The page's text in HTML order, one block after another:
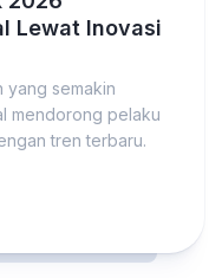
Lewat Inovasi
yang semakin
mendorong pelaku
tren terbaru.